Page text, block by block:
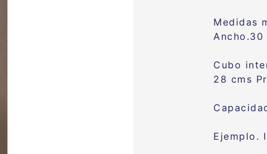
Medidas
Cubo
28 cms
Ejemplo.